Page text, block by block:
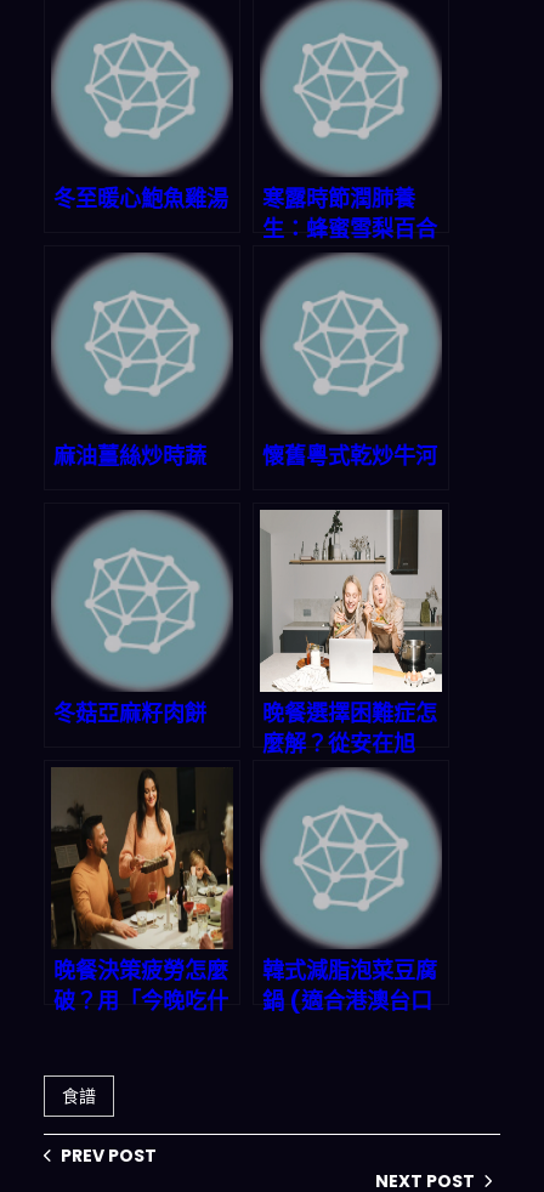
冬至暖心鮑魚雞湯
寒露時節潤肺養
生：蜂蜜雪梨百合
麻油薑絲炒時蔬 懷舊粵式乾炒牛河
冬菇亞麻籽肉餅
晚餐選擇困難症怎
麼解？從安在旭
「董事長」封號
看：讓科技幫你搞
定三餸一湯
晚餐決策疲勞怎麼
破？用「今晚吃什
韓式減脂泡菜豆腐
鍋 (適合港澳台口
食譜
PREV POST
NEXT POST